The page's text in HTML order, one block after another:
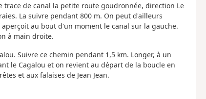
de canal la petite route goudronnée, direction Le
La suivre pendant 800 m. On peut d'ailleurs
au bout d'un moment le canal sur la gauche.
à main droite.
Suivre ce chemin pendant 1,5 km. Longer, à un
le Cagalou et on revient au départ de la boucle en
et aux falaises de Jean Jean.